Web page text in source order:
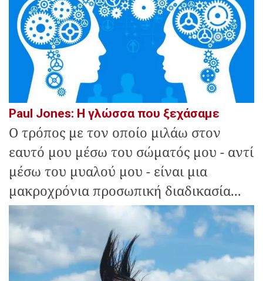
Paul Jones: Η γλώσσα που ξεχάσαμε
Ο τρόπος με τον οποίο μιλάω στον
εαυτό μου μέσω του σώματός μου - αντί
μέσω του μυαλού μου - είναι μια
μακροχρόνια προσωπική διαδικασία...